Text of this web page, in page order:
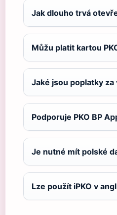
Jak dlouho trvá
Můžu platit kartou
Jaké jsou poplatky za
Podporuje PKO BP
Je nutné mít polské
Lze použít iPKO v